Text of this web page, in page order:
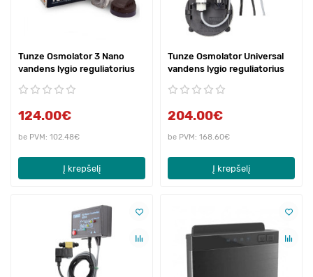
Tunze Osmolator 3 Nano
vandens lygio reguliatorius
124.00€
be PVM: 102.48€
Į krepšelį
Tunze Osmolator Universal
vandens lygio reguliatorius
204.00€
be PVM: 168.60€
Į krepšelį